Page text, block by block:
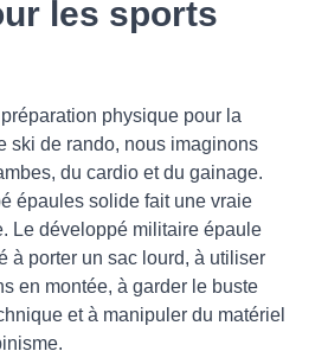
les sports
physique pour la
ski de rando, nous imaginons
du cardio et du gainage.
épaules solide fait une vraie
Le développé militaire épaule
à porter un sac lourd, à utiliser
en montée, à garder le buste
et à manipuler du matériel